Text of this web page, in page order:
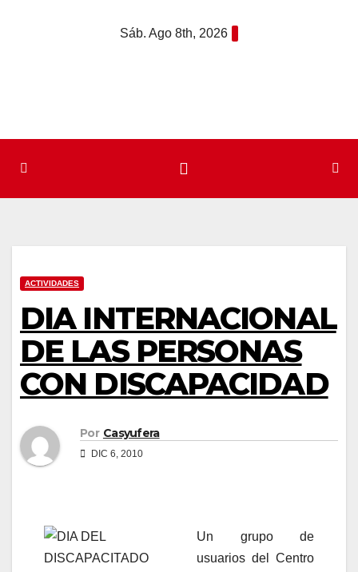
Sáb. Ago 8th, 2026
ACTIVIDADES
DIA INTERNACIONAL
DE LAS PERSONAS
CON DISCAPACIDAD
Por Casyufera
DIC 6, 2010
Un grupo de
usuarios del Centro